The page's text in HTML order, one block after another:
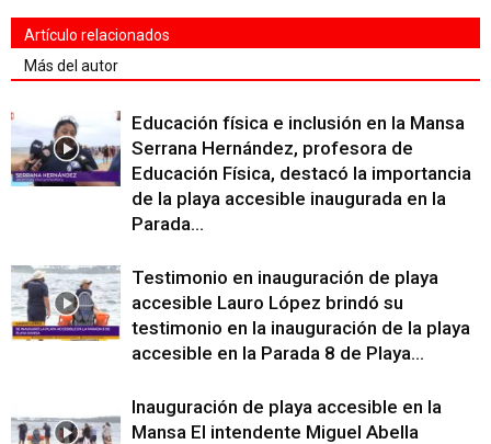
Artículo relacionados
Más del autor
Educación física e inclusión en la Mansa
Serrana Hernández, profesora de
Educación Física, destacó la importancia
de la playa accesible inaugurada en la
Parada...
Testimonio en inauguración de playa
accesible Lauro López brindó su
testimonio en la inauguración de la playa
accesible en la Parada 8 de Playa...
Inauguración de playa accesible en la
Mansa El intendente Miguel Abella